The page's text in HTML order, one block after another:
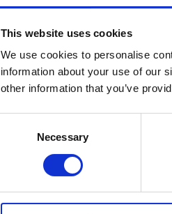
This website uses cookies
We use cookies to personalise
information about your use of our
other information that you’ve
Necessary
Suominen lyhyesti
Suominen valmistaa
terveydenhuollon
esimerkiksi
kuitukankaiden
Pohjois- ja Etelä-
oli 401,8 milj. euroa
osake (SUY1V)